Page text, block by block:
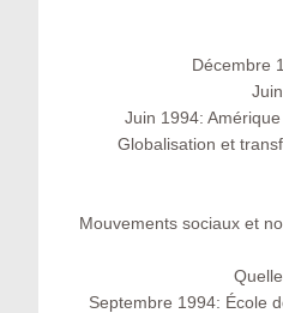
Décembre
Juin 1994:
Globalisation et
Mouvements sociaux et
Septembre 1994: École